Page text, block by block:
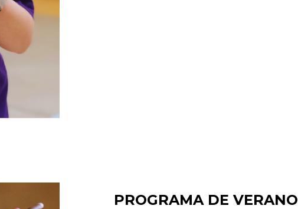
PROGRAMA DE VERANO